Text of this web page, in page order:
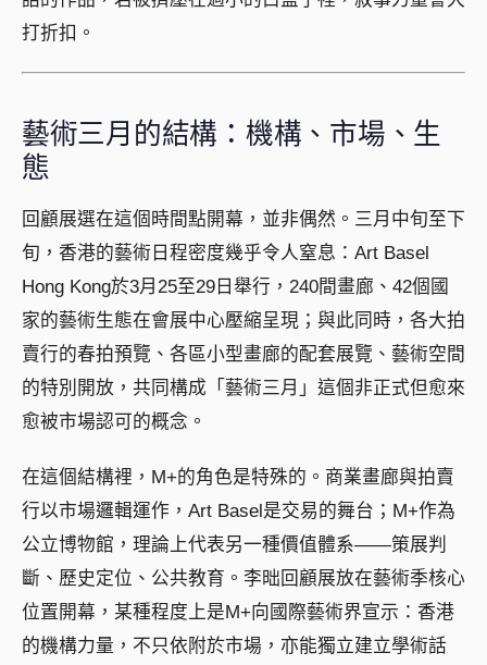
打折扣。
藝術三月的結構：機構、市場、生
態
回顧展選在這個時間點開幕，並非偶然。三月中旬至下
旬，香港的藝術日程密度幾乎令人窒息：Art Basel
Hong Kong於3月25至29日舉行，240間畫廊、42個國
家的藝術生態在會展中心壓縮呈現；與此同時，各大拍
賣行的春拍預覽、各區小型畫廊的配套展覽、藝術空間
的特別開放，共同構成「藝術三月」這個非正式但愈來
愈被市場認可的概念。
在這個結構裡，M+的角色是特殊的。商業畫廊與拍賣
行以市場邏輯運作，Art Basel是交易的舞台；M+作為
公立博物館，理論上代表另一種價值體系——策展判
斷、歷史定位、公共教育。李昢回顧展放在藝術季核心
位置開幕，某種程度上是M+向國際藝術界宣示：香港
的機構力量，不只依附於市場，亦能獨立建立學術話